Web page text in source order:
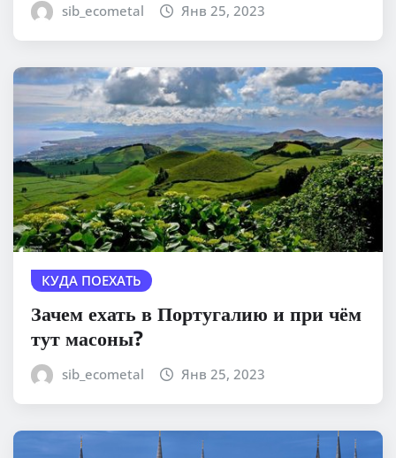
sib_ecometal Янв 25, 2023
КУДА ПОЕХАТЬ
Зачем ехать в Португалию и при чём
тут масоны?
sib_ecometal Янв 25, 2023